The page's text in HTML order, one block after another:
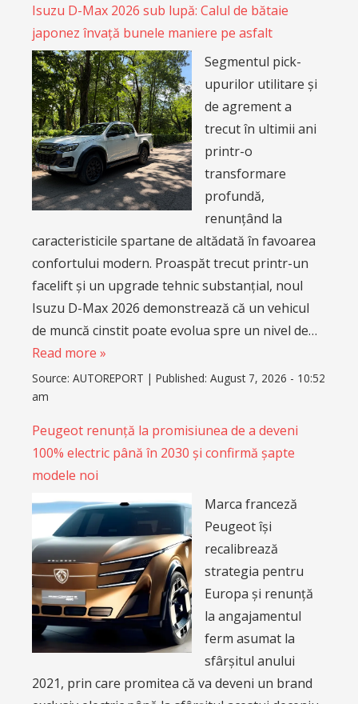
Isuzu D-Max 2026 sub lupă: Calul de bătaie
japonez învață bunele maniere pe asfalt
Segmentul pick-
upurilor utilitare și
de agrement a
trecut în ultimii ani
printr-o
transformare
profundă,
renunțând la
caracteristicile spartane de altădată în favoarea
confortului modern. Proaspăt trecut printr-un
facelift și un upgrade tehnic substanțial, noul
Isuzu D-Max 2026 demonstrează că un vehicul
de muncă cinstit poate evolua spre un nivel de…
Read more »
Source: AUTOREPORT | Published: August 7, 2026 - 10:52
am
Peugeot renunță la promisiunea de a deveni
100% electric până în 2030 și confirmă șapte
modele noi
Marca franceză
Peugeot își
recalibrează
strategia pentru
Europa și renunță
la angajamentul
ferm asumat la
sfârșitul anului
2021, prin care promitea că va deveni un brand